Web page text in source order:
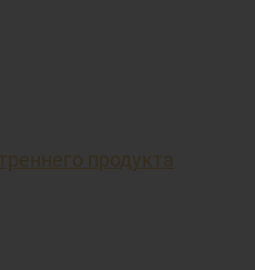
продукта